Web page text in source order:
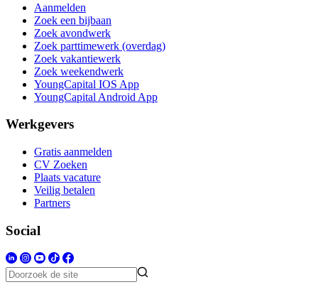
Aanmelden
Zoek een bijbaan
Zoek avondwerk
Zoek parttimewerk (overdag)
Zoek vakantiewerk
Zoek weekendwerk
YoungCapital IOS App
YoungCapital Android App
Werkgevers
Gratis aanmelden
CV Zoeken
Plaats vacature
Veilig betalen
Partners
Social